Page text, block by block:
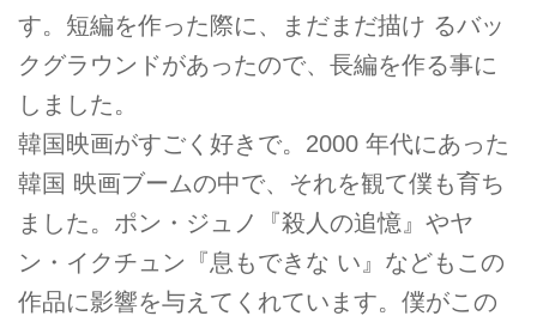
す。短編を作った際に、まだまだ描け るバッ
クグラウンドがあったので、長編を作る事に
しました。
韓国映画がすごく好きで。2000 年代にあった
韓国 映画ブームの中で、それを観て僕も育ち
ました。ポン・ジュノ『殺人の追憶』やヤ
ン・イクチュン『息もできな い』などもこの
作品に影響を与えてくれています。僕がこの